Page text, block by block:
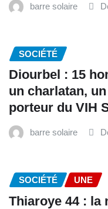
barre solaire
SOCIÉTÉ
Diourbel : 15
un charlatan,
porteur du VIH
barre solaire
SOCIÉTÉ UNE
Thiaroye 44 : la